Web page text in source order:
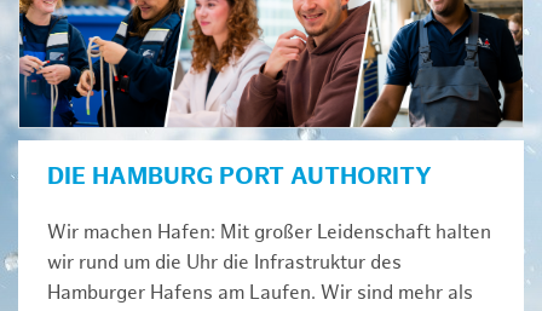
DIE HAMBURG PORT AUTHORITY
Wir machen Hafen: Mit großer Leidenschaft halten
wir rund um die Uhr die Infrastruktur des
Hamburger Hafens am Laufen. Wir sind mehr als